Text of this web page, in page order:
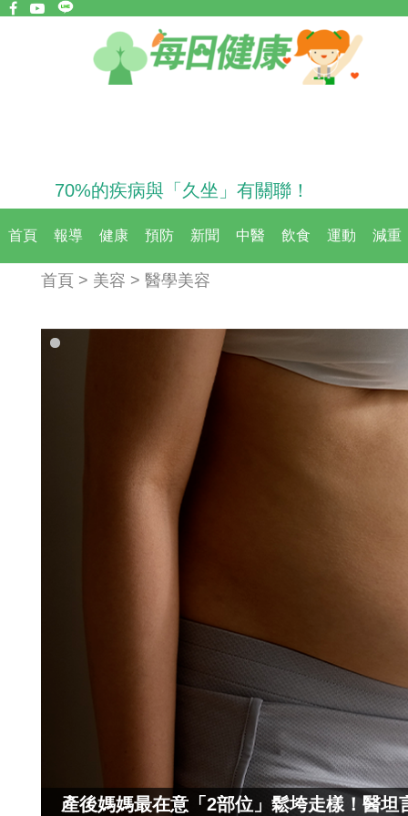
70%的疾病與「久坐」有關聯！
首頁 報導 健康 預防 新聞 中醫 飲食 運動 減重
首頁 > 美容 > 醫學美容
產後媽媽最在意「2部位」鬆垮走樣！醫